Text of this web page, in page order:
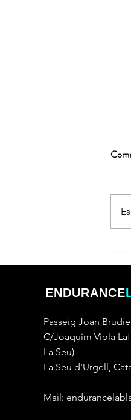
ENDURANCE
Passeig Joan
C/Joaquim Viola
La Seu)
La Seu d'Urgell,
Mail: